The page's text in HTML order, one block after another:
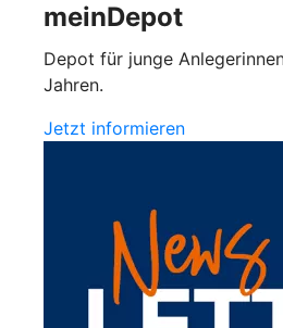
meinDepot
Depot für junge
Jahren.
Jetzt informieren